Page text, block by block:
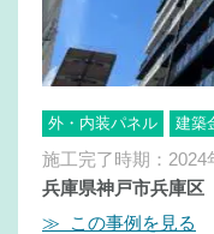
外・内装パネル 建築
施工完了時期：2024
兵庫県神戸市兵庫
≫ この事例を見る